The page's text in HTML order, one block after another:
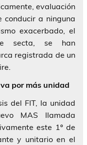
evaluación
conducir a ninguna
exacerbado, el
secta, se han
registrada de un
por más unidad
del FIT, la unidad
MAS llamada
este 1º de
y unitario en el